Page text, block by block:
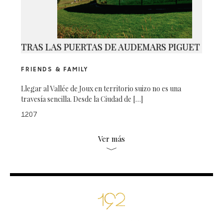
TRAS LAS PUERTAS DE AUDEMARS PIGUET
FRIENDS & FAMILY
Llegar al Vallée de Joux en territorio suizo no es una
travesía sencilla. Desde la Ciudad de […]
1207
Ver más